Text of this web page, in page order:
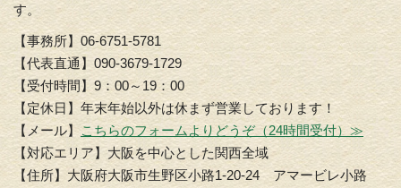
す。
【事務所】06-6751-5781
【代表直通】090-3679-1729
【受付時間】9：00～19：00
【定休日】年末年始以外は休まず営業しております！
【メール】
こちらのフォームよりどうぞ（24時間受付）≫
【対応エリア】大阪を中心とした関西全域
【住所】大阪府大阪市生野区小路1-20-24 アマービレ小路